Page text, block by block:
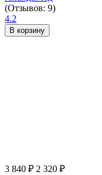
(Отзывов: 9)
4.2
В корзину
3 840 ₽ 2 320 ₽